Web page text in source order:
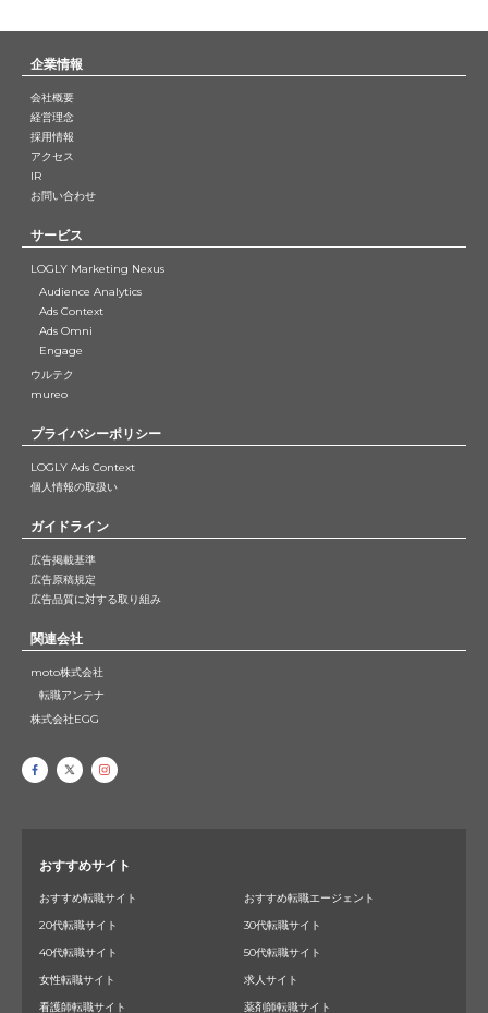
企業情報
会社概要
経営理念
採用情報
アクセス
IR
お問い合わせ
サービス
LOGLY Marketing Nexus
Audience Analytics
Ads Context
Ads Omni
Engage
ウルテク
mureo
プライバシーポリシー
LOGLY Ads Context
個人情報の取扱い
ガイドライン
広告掲載基準
広告原稿規定
広告品質に対する取り組み
関連会社
moto株式会社
転職アンテナ
株式会社EGG
おすすめサイト
おすすめ転職サイト
おすすめ転職エージェント
20代転職サイト
30代転職サイト
40代転職サイト
50代転職サイト
女性転職サイト
求人サイト
看護師転職サイト
薬剤師転職サイト